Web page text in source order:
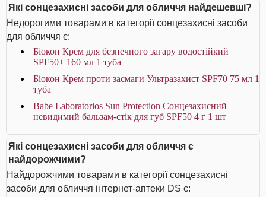
Які сонцезахисні засоби для обличчя найдешевші?
Недорогими товарами в категорії сонцезахисні засоби
для обличчя є:
Біокон Крем для безпечного загару водостійкий
SPF50+ 160 мл 1 туба
Біокон Крем проти засмаги Ультразахист SPF70 75 мл 1
туба
Babe Laboratorios Sun Protection Сонцезахисний
невидимий бальзам-стік для губ SPF50 4 г 1 шт
Які сонцезахисні засоби для обличчя є
найдорожчими?
Найдорожчими товарами в категорії сонцезахисні
засоби для обличчя інтернет-аптеки DS є: